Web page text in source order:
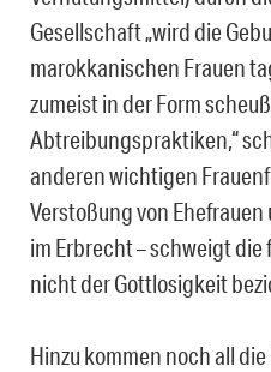
Gesellschaft „wird die
marokkanischen Frauen
zumeist in der Form
Abtreibungspraktiken,“
anderen wichtigen
Verstoßung von
im Erbrecht – schweigt
nicht der Gottlosigkeit
Hinzu kommen noch all